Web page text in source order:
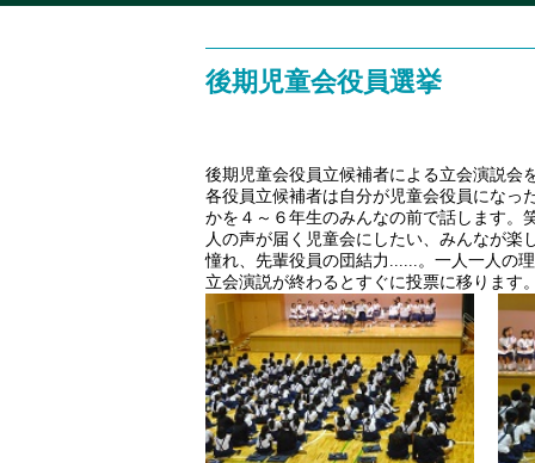
後期児童会役員選挙
後期児童会役員立候補者による立会演説会
各役員立候補者は自分が児童会役員になっ
かを４～６年生のみんなの前で話します。
人の声が届く児童会にしたい、みんなが楽
憧れ、先輩役員の団結力......。一人一人の
立会演説が終わるとすぐに投票に移ります